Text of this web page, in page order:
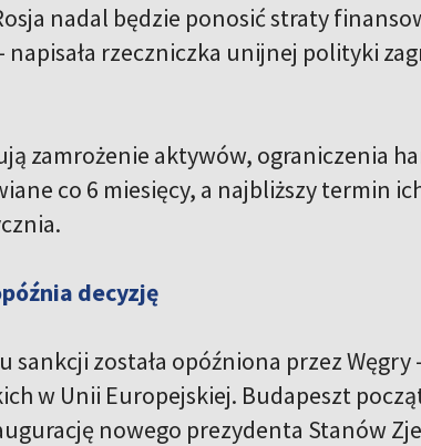
nadal będzie ponosić straty
rzeczniczka unijnej polityki
zamrożenie aktywów, ograniczenia
co 6 miesięcy, a najbliższy termin
decyzję
sankcji została opóźniona przez
w Unii Europejskiej. Budapeszt
nowego prezydenta Stanów